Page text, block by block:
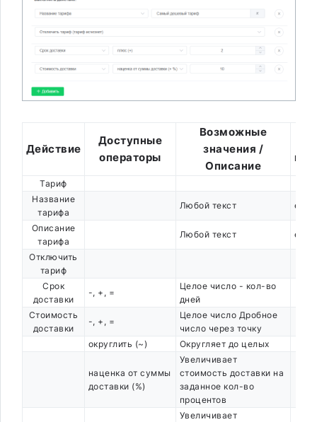
Действие
Доступные
операторы
Возможные
значения /
Описание
Тариф
Название
тарифа
Любой текст есть
Описание
тарифа
Любой текст есть
Отключить
тариф
Срок
доставки
-, +, =
Целое число - кол-во
дней
Стоимость
доставки
-, +, =
Целое число Дробное
число через точку
округлить (~)
Округляет до целых
наценка от суммы
доставки (%)
Увеличивает
стоимость доставки на
заданное кол-во
процентов
Увеличивает